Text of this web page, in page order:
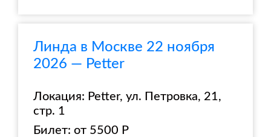
Линда в Москве 22 ноября
2026 — Petter
Локация: Petter, ул. Петровка, 21,
стр. 1
Билет: от 5500 Р